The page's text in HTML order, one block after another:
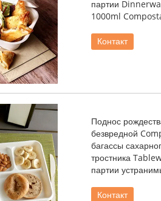
партии
1000ml
Контакт
Поднос
безвредной
багассы
тростника
партии
Контакт